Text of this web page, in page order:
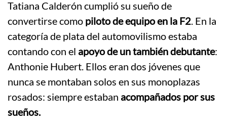
Tatiana Calderón cumplió su sueño de
convertirse como piloto de equipo en la F2. En la
categoría de plata del automovilismo estaba
contando con el apoyo de un también debutante:
Anthonie Hubert. Ellos eran dos jóvenes que
nunca se montaban solos en sus monoplazas
rosados: siempre estaban acompañados por sus
sueños.